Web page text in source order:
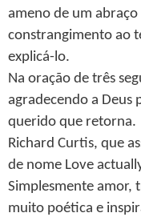
ameno de um
constrangimento ao
explicá-lo.
Na oração de três
agradecendo a Deus
querido que retorna.
Richard Curtis, que
de nome Love
Simplesmente amor,
muito poética e